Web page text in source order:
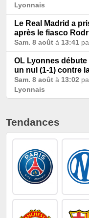
Lyonnais
Le Real Madrid a
après le fiasco
Sam. 8 août à 13:41
OL Lyonnes
un nul (1-1) contre
Sam. 8 août à 13:02
Lyonnais
Tendances